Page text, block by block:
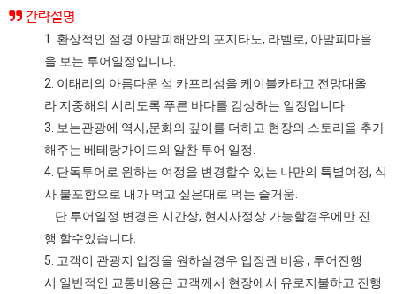
간략설명
1. 환상적인 절경 아말피해안의 포지타노, 라벨로, 아말피마을
을 보는 투어일정입니다.
2. 이태리의 아름다운 섬 카프리섬을 케이블카타고 전망대올
라 지중해의 시리도록 푸른 바다를 감상하는 일정입니다
3. 보는관광에 역사,문화의 깊이를 더하고 현장의 스토리을 추가
해주는 베테랑가이드의 알찬 투어 일정.
4. 단독투어로 원하는 여정을 변경할수 있는 나만의 특별여정, 식
사 불포함으로 내가 먹고 싶은대로 먹는 즐거움.
단 투어일정 변경은 시간상, 현지사정상 가능할경우에만 진
행 할수있습니다.
5. 고객이 관광지 입장을 원하실경우 입장권 비용 , 투어진행
시 일반적인 교통비용은 고객께서 현장에서 유로지불하고 진행